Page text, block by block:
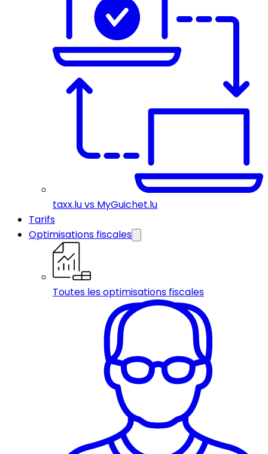
taxx.lu vs MyGuichet.lu
Tarifs
Optimisations fiscales
Toutes les optimisations fiscales